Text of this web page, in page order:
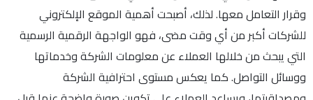
وقرار التعامل معها. لذلك، أصبحت أهمية الموقع الإلكتروني
للشركات أكبر من أي وقت مضى، فهو الواجهة الرقمية الرسمية
التي يبحث من خلالها العملاء عن معلومات الشركة وخدماتها
ووسائل التواصل. كما يعكس مستوى احترافية الشركة